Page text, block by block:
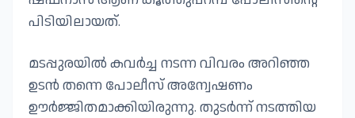
പിടിയിലായത്.
മടപ്പുരയിൽ കവർച്ച നടന്ന വിവരം അറിഞ്ഞ
ഉടൻ തന്നെ പോലീസ് അന്വേഷണം
ഊർജ്ജിതമാക്കിയിരുന്നു. തുടർന്ന് നടത്തിയ